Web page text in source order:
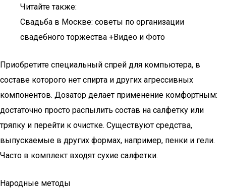
Читайте также:
Свадьба в Москве: советы по организации
свадебного торжества +Видео и Фото
Приобретите специальный спрей для компьютера, в
составе которого нет спирта и других агрессивных
компонентов. Дозатор делает применение комфортным:
достаточно просто распылить состав на салфетку или
тряпку и перейти к очистке. Существуют средства,
выпускаемые в других формах, например, пенки и гели.
Часто в комплект входят сухие салфетки.
Народные методы